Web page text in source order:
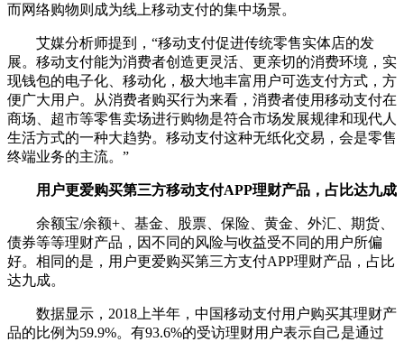
而网络购物则成为线上移动支付的集中场景。
艾媒分析师提到，“移动支付促进传统零售实体店的发
展。移动支付能为消费者创造更灵活、更亲切的消费环境，实
现钱包的电子化、移动化，极大地丰富用户可选支付方式，方
便广大用户。从消费者购买行为来看，消费者使用移动支付在
商场、超市等零售卖场进行购物是符合市场发展规律和现代人
生活方式的一种大趋势。移动支付这种无纸化交易，会是零售
终端业务的主流。”
用户更爱购买第三方移动支付APP理财产品，占比达九成
余额宝/余额+、基金、股票、保险、黄金、外汇、期货、
债券等等理财产品，因不同的风险与收益受不同的用户所偏
好。相同的是，用户更爱购买第三方支付APP理财产品，占比
达九成。
数据显示，2018上半年，中国移动支付用户购买其理财产
品的比例为59.9%。有93.6%的受访理财用户表示自己是通过